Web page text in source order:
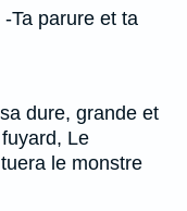
Ta parure et ta
dure, grande et
Le
le monstre